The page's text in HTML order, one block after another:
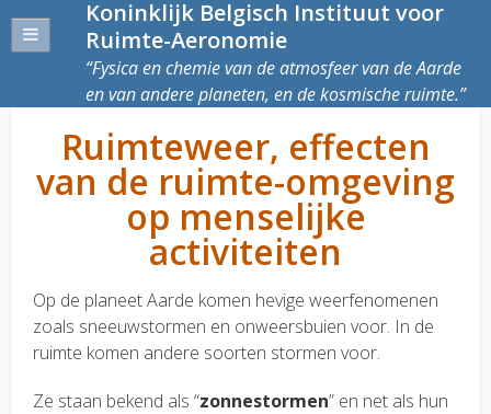
Koninklijk Belgisch Instituut voor
Ruimte-Aeronomie
Fysica en chemie van de atmosfeer van de Aarde
en van andere planeten, en de kosmische ruimte.
Ruimteweer, effecten
van de ruimte-omgeving
op menselijke
activiteiten
Op de planeet Aarde komen hevige weerfenomenen
zoals sneeuwstormen en onweersbuien voor. In de
ruimte komen andere soorten stormen voor.
Ze staan bekend als “zonnestormen” en net als hun